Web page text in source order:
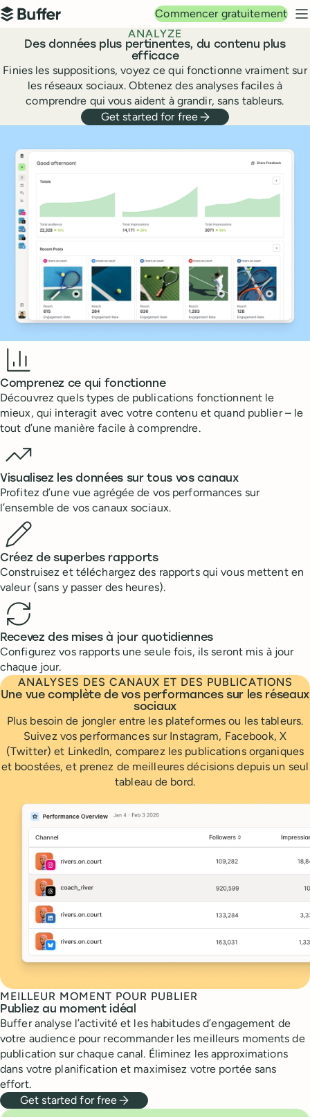
Navigation principale
Buffer
Commencer gratuitement
ANALYZE
Des données plus pertinentes, du contenu plus
efficace
Finies les suppositions, voyez ce qui fonctionne vraiment sur
les réseaux sociaux. Obtenez des analyses faciles à
comprendre qui vous aident à grandir, sans tableurs.
Get started for free
Benefits
Comprenez ce qui fonctionne
Découvrez quels types de publications fonctionnent le
mieux, qui interagit avec votre contenu et quand publier – le
tout d’une manière facile à comprendre.
Visualisez les données sur tous vos canaux
Profitez d’une vue agrégée de vos performances sur
l’ensemble de vos canaux sociaux.
Créez de superbes rapports
Construisez et téléchargez des rapports qui vous mettent en
valeur (sans y passer des heures).
Recevez des mises à jour quotidiennes
Configurez vos rapports une seule fois, ils seront mis à jour
chaque jour.
ANALYSES DES CANAUX ET DES PUBLICATIONS
Une vue complète de vos performances sur les réseaux
sociaux
Plus besoin de jongler entre les plateformes ou les tableurs.
Suivez vos performances sur Instagram, Facebook, X
(Twitter) et LinkedIn, comparez les publications organiques
et boostées, et prenez de meilleures décisions depuis un seul
tableau de bord.
MEILLEUR MOMENT POUR PUBLIER
Publiez au moment idéal
Buffer analyse l’activité et les habitudes d’engagement de
votre audience pour recommander les meilleurs moments de
publication sur chaque canal. Éliminez les approximations
dans votre planification et maximisez votre portée sans
effort.
Get started for free